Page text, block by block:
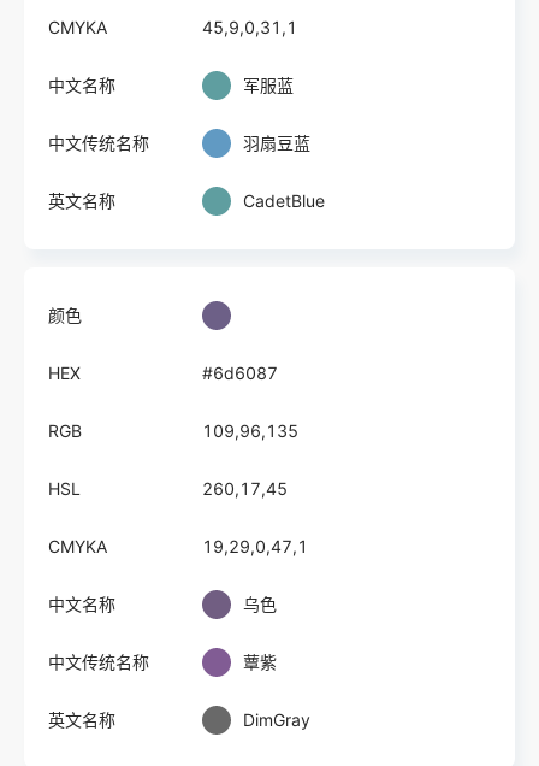
CMYKA 45,9,0,31,1
中文名称 军服蓝
中文传统名称 羽扇豆蓝
英文名称 CadetBlue
颜色
HEX #6d6087
RGB 109,96,135
HSL 260,17,45
CMYKA 19,29,0,47,1
中文名称 乌色
中文传统名称 蕈紫
英文名称 DimGray